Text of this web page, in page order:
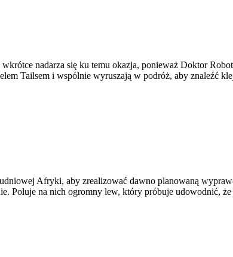
nadarza się ku temu okazja, ponieważ Doktor
Tailsem i wspólnie wyruszają w podróż, aby znaleźć
Afryki, aby zrealizować dawno planowaną
Poluje na nich ogromny lew, który próbuje udowodnić,